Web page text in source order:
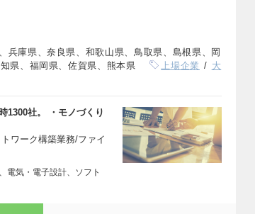
兵庫県、奈良県、和歌山県、鳥取県、島根県、岡
県、福岡県、佐賀県、熊本県
上場企業
大
1300社。 ・モノづくり
ワーク構築業務/ファイ
電気・電子設計、ソフト